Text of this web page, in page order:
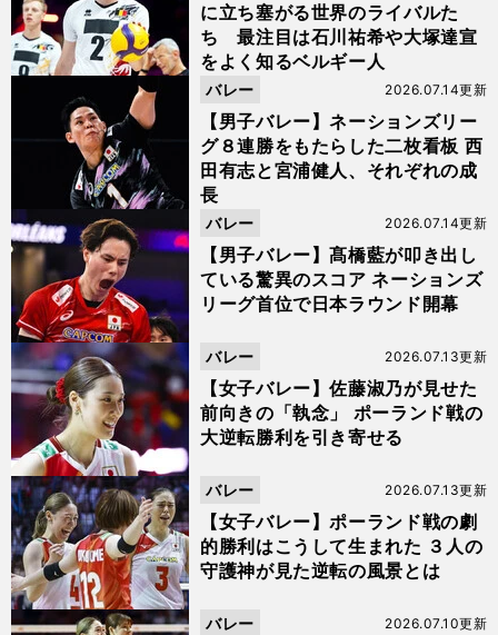
に立ち塞がる世界のライバルた
ち 最注目は石川祐希や大塚達宣
をよく知るベルギー人
【男子バレー】ネーションズリー
グ８連勝をもたらした二枚看板 西
田有志と宮浦健人、それぞれの成
長
2026.07.14更新
バレー
【男子バレー】髙橋藍が叩き出し
ている驚異のスコア ネーションズ
リーグ首位で日本ラウンド開幕
2026.07.14更新
バレー
【女子バレー】佐藤淑乃が見せた
前向きの「執念」 ポーランド戦の
大逆転勝利を引き寄せる
2026.07.13更新
バレー
【女子バレー】ポーランド戦の劇
的勝利はこうして生まれた ３人の
守護神が見た逆転の風景とは
2026.07.13更新
バレー
2026.07.10更新
バレー